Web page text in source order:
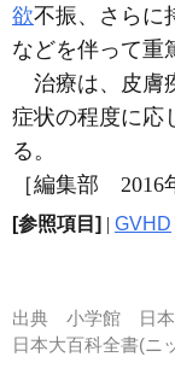
欲不振、さらに
などを伴って重
治療は、皮膚
症状の程度に応
る。
［編集部 2016
[参照項目] | GVHD
出典 小学館 日本
日本大百科全書(